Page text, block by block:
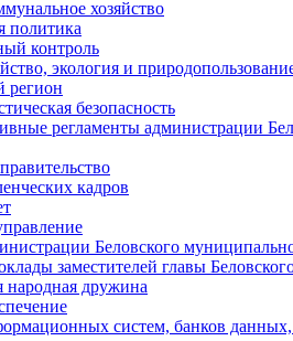
хозяйство
политика
контроль
экология и
регион
безопасность
регламенты администрации
кадров
Беловского
заместителей главы
народная дружина
систем, банков данных,